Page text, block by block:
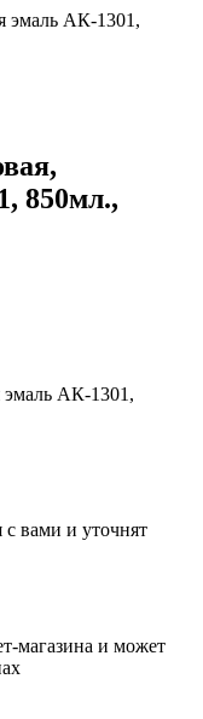
эмаль АК-1301,
850мл.,
эмаль АК-1301,
вами и уточнят
магазина и может